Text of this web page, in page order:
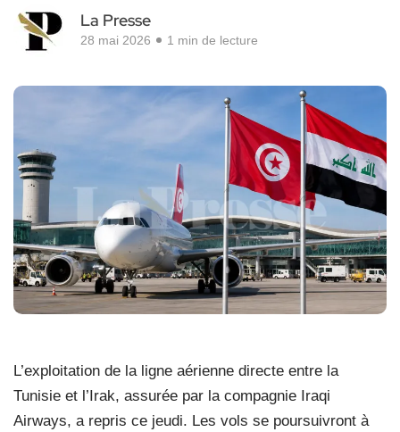
La Presse
28 mai 2026 1 min de lecture
L’exploitation de la ligne aérienne directe entre la
Tunisie et l’Irak, assurée par la compagnie Iraqi
Airways, a repris ce jeudi. Les vols se poursuivront à